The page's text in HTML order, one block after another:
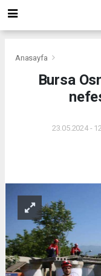
Anasayfa
Bursa
23.05.2024 -